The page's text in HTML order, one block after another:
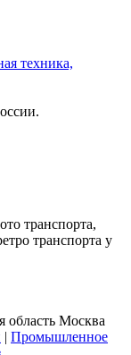
техника,
транспорта,
транспорта у
область Москва
| Промышленное